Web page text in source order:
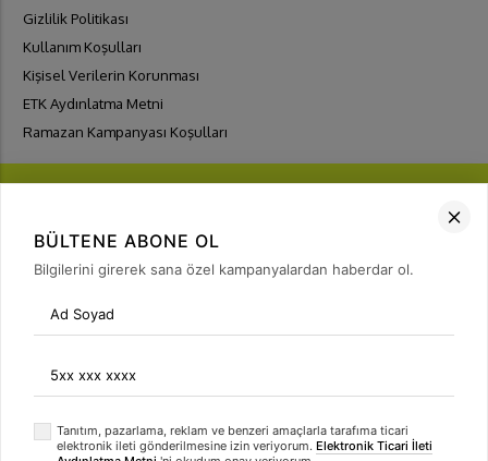
Gizlilik Politikası
Kullanım Koşulları
Kişisel Verilerin Korunması
ETK Aydınlatma Metni
Ramazan Kampanyası Koşulları
FIRSATLARIYAKALA
Bülten Üyeliği
arrow_forward
BÜLTENE ABONE OL
Bilgilerini girerek sana özel kampanyalardan haberdar ol.
Tanıtım, pazarlama, reklam ve benzeri amaçlarla tarafıma ticari
elektronik ileti gönderilmesine izin veriyorum. Elektronik Ticari İleti